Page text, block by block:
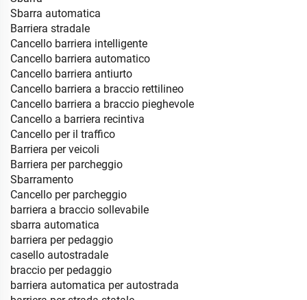
Sbarra automatica
Barriera stradale
Cancello barriera intelligente
Cancello barriera automatico
Cancello barriera antiurto
Cancello barriera a braccio rettilineo
Cancello barriera a braccio pieghevole
Cancello a barriera recintiva
Cancello per il traffico
Barriera per veicoli
Barriera per parcheggio
Sbarramento
Cancello per parcheggio
barriera a braccio sollevabile
sbarra automatica
barriera per pedaggio
casello autostradale
braccio per pedaggio
barriera automatica per autostrada